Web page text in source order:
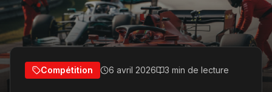
Lifestyle
Compétition 6 avril 2026 3 min de lecture